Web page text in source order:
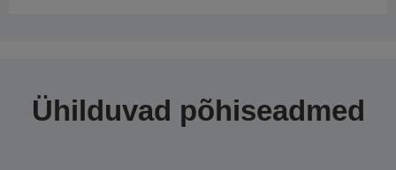
Ühilduvad põhiseadmed